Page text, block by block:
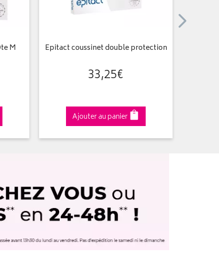
M Epitact coussinet double protection
33,25€
Ajouter au panier